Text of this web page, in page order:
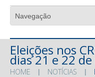
Eleições nos
dias 21 e 22
HOME NOTÍCIAS